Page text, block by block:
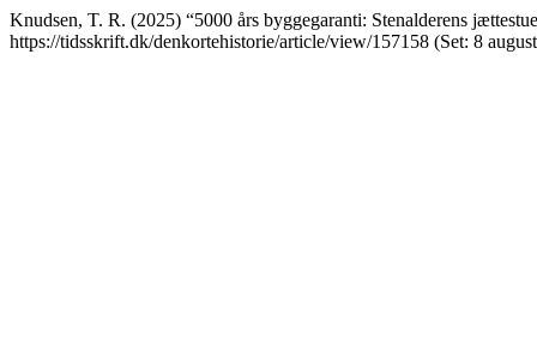
Knudsen, T. R. (2025) “5000 års byggegaranti: Stenalderens
https://tidsskrift.dk/denkortehistorie/article/view/157158 (Set: 8